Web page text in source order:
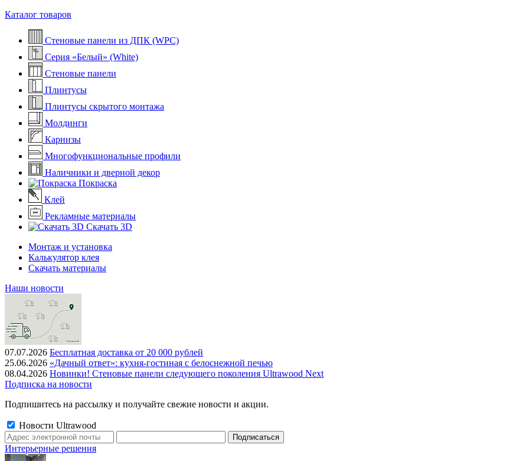
Каталог товаров
Стеновые панели из ДПК (WPC)
Серия «Белый» (White)
Стеновые панели
Плинтусы
Плинтусы скрытого монтажа
Молдинги
Карнизы
Многофункциональные профили
Наличники и дверной декор
Покраска
Клей
Рекламные материалы
Скачать 3D
Монтаж и установка
Калькулятор клея
Скачать материалы
Наши новости
07.07.2026 Бесплатная доставка от 20 000 рублей
25.06.2026 «Дачный ответ»: кухня-гостиная с белоснежной печью
08.04.2026 Новинки! Стеновые панели следующего поколения Ultrawood Next
Подписка на новости
Подпишитесь на рассылку и получайте свежие новости и акции.
Новости Ultrawood
Интерьерные решения